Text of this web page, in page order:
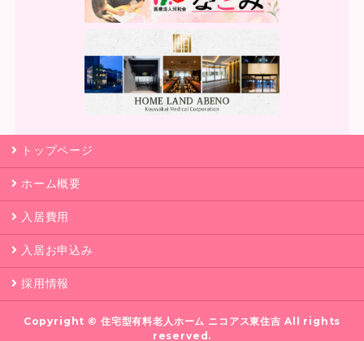
トップページ
ホーム概要
入居費用
入居お申込み
採用情報
Copyright © 住宅型有料老人ホーム ニコアス東住吉 All rights
reserved.